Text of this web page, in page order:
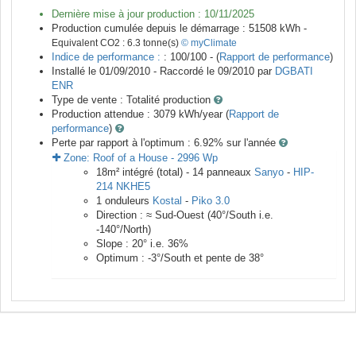
Dernière mise à jour production : 10/11/2025
Production cumulée depuis le démarrage : 51508 kWh -
Equivalent CO2 : 6.3 tonne(s) © myClimate
Indice de performance : : 100/100 - (Rapport de performance)
Installé le 01/09/2010 - Raccordé le 09/2010 par DGBATI
ENR
Type de vente : Totalité production
Production attendue : 3079 kWh/year (Rapport de
performance)
Perte par rapport à l'optimum : 6.92% sur l'année
Zone: Roof of a House - 2996 Wp
18m² intégré (total) - 14 panneaux Sanyo - HIP-
214 NKHE5
1 onduleurs Kostal - Piko 3.0
Direction : ≈ Sud-Ouest (40°/South i.e.
-140°/North)
Slope : 20° i.e. 36%
Optimum : -3°/South et pente de 38°